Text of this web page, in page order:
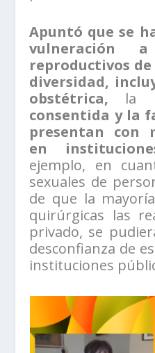
Apuntó que se
vulneración
reproductivos
diversidad,
obstétrica, la
consentida y la
presentan con
en
ejemplo, en
sexuales de
de que la
quirúrgicas las
privado, se
desconfianza de
instituciones